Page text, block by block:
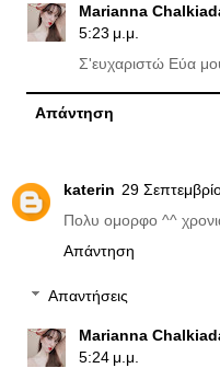
Marianna
5:23 μ.μ.
Σ'ευχαριστώ Εύα
Απάντηση
katerin 29
Πολυ ομορφο ^^
Απάντηση
Απαντήσεις
Marianna
5:24 μ.μ.